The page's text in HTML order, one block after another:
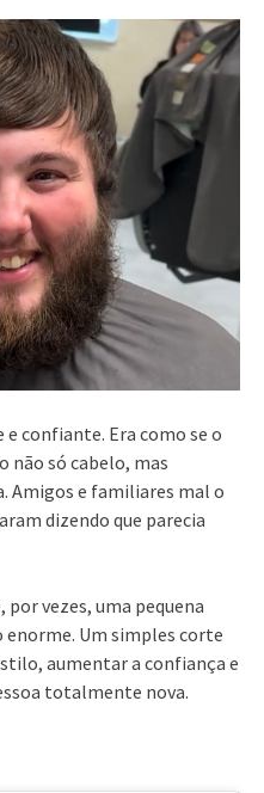
e confiante. Era como se o
não só cabelo, mas
Amigos e familiares mal o
dizendo que parecia
vezes, uma pequena
Um simples corte
aumentar a confiança e
totalmente nova.